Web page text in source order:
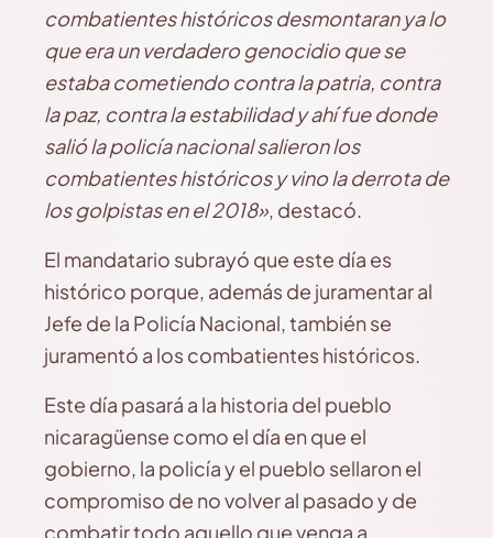
combatientes históricos desmontaran ya lo
que era un verdadero genocidio que se
estaba cometiendo contra la patria, contra
la paz, contra la estabilidad y ahí fue donde
salió la policía nacional salieron los
combatientes históricos y vino la derrota de
los golpistas en el 2018», destacó.
El mandatario subrayó que este día es
histórico porque, además de juramentar al
Jefe de la Policía Nacional, también se
juramentó a los combatientes históricos.
Este día pasará a la historia del pueblo
nicaragüense como el día en que el
gobierno, la policía y el pueblo sellaron el
compromiso de no volver al pasado y de
combatir todo aquello que venga a